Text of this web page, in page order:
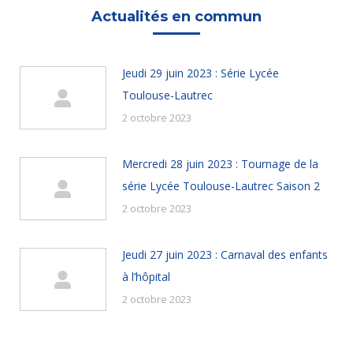
Actualités en commun
Jeudi 29 juin 2023 : Série Lycée
Toulouse-Lautrec
2 octobre 2023
Mercredi 28 juin 2023 : Tournage de la
série Lycée Toulouse-Lautrec Saison 2
2 octobre 2023
Jeudi 27 juin 2023 : Carnaval des enfants
à l’hôpital
2 octobre 2023